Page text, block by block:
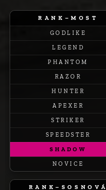
R A N K – M O S T
G O D L I K E
L E G E N D
P H A N T O M
R A Z O R
H U N T E R
A P E X E R
S T R I K E R
S P E E D S T E R
S H A D O W
N O V I C E
R A N K – S O S N O V Á